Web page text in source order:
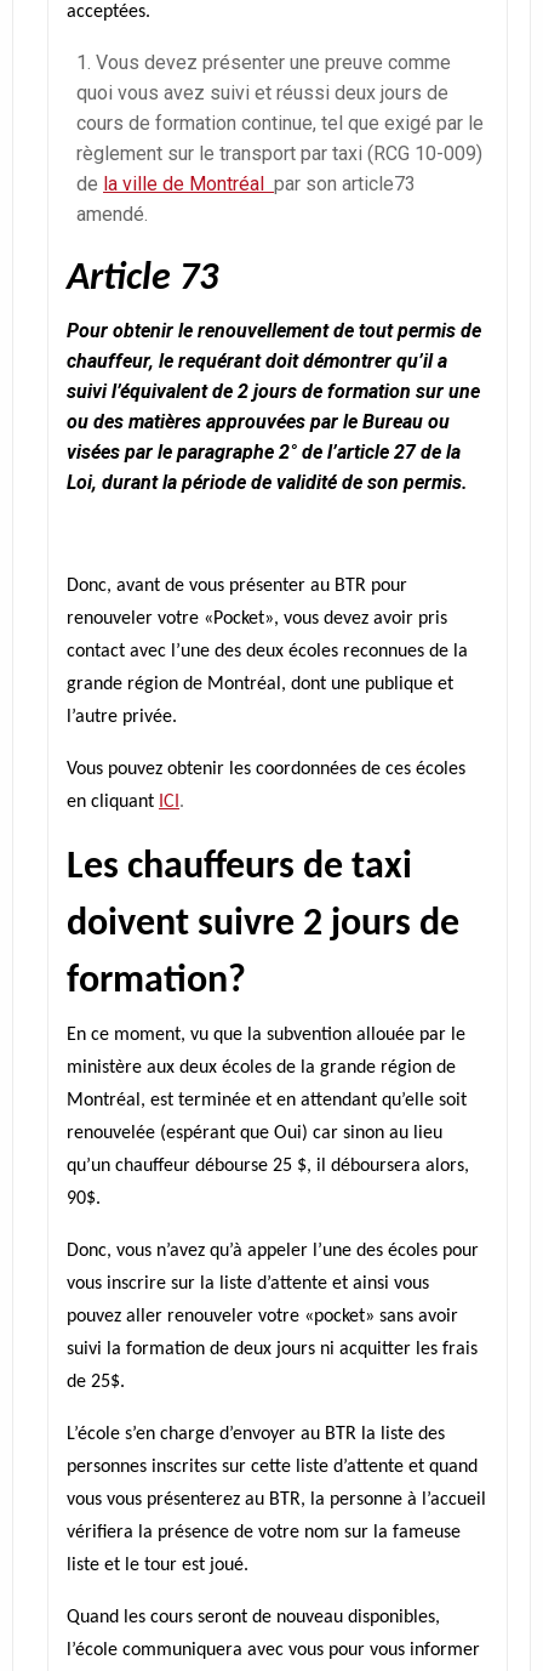
acceptées.
Vous devez présenter une preuve comme
quoi vous avez suivi et réussi deux jours de
cours de formation continue, tel que exigé par le
règlement sur le transport par taxi (RCG 10-009)
de la ville de Montréal par son article73
amendé.
Article 73
Pour obtenir le renouvellement de tout permis de
chauffeur, le requérant doit démontrer qu’il a
suivi l’équivalent de 2 jours de formation sur une
ou des matières approuvées par le Bureau ou
visées par le paragraphe 2° de l’article 27 de la
Loi, durant la période de validité de son permis.
Donc, avant de vous présenter au BTR pour
renouveler votre «Pocket», vous devez avoir pris
contact avec l’une des deux écoles reconnues de la
grande région de Montréal, dont une publique et
l’autre privée.
Vous pouvez obtenir les coordonnées de ces écoles
en cliquant ICI .
Les chauffeurs de taxi
doivent suivre 2 jours de
formation?
En ce moment, vu que la subvention allouée par le
ministère aux deux écoles de la grande région de
Montréal, est terminée et en attendant qu’elle soit
renouvelée (espérant que Oui) car sinon au lieu
qu’un chauffeur débourse 25 $, il déboursera alors,
90$.
Donc, vous n’avez qu’à appeler l’une des écoles pour
vous inscrire sur la liste d’attente et ainsi vous
pouvez aller renouveler votre «pocket» sans avoir
suivi la formation de deux jours ni acquitter les frais
de 25$.
L’école s’en charge d’envoyer au BTR la liste des
personnes inscrites sur cette liste d’attente et quand
vous vous présenterez au BTR, la personne à l’accueil
vérifiera la présence de votre nom sur la fameuse
liste et le tour est joué.
Quand les cours seront de nouveau disponibles,
l’école communiquera avec vous pour vous informer